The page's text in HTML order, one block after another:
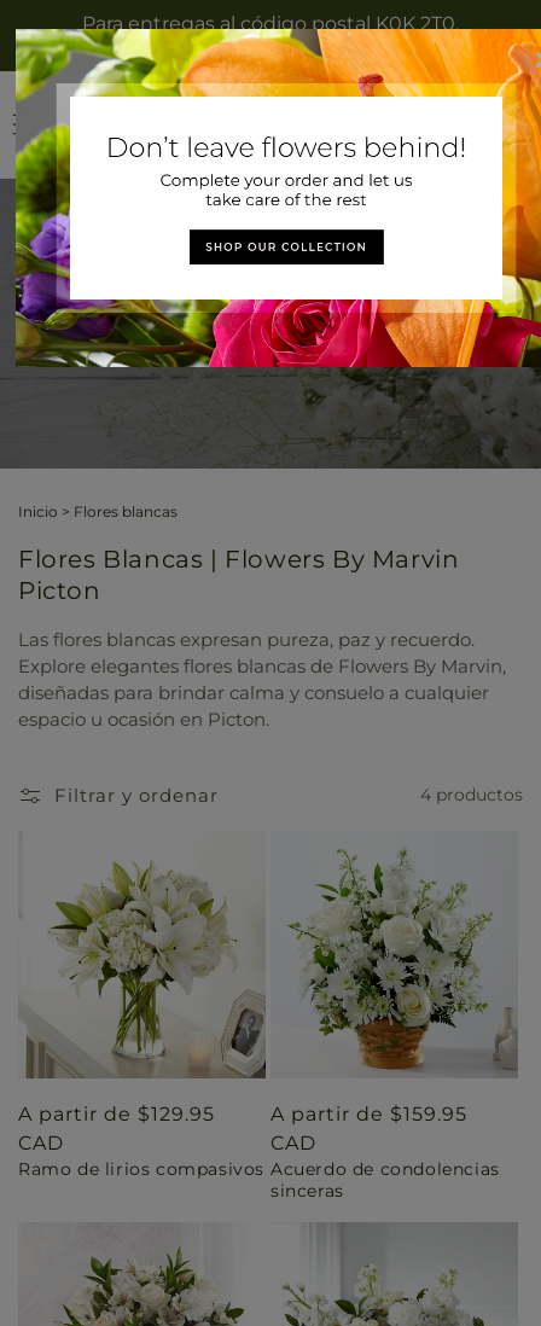
directamente
al contenido
Para entregas al código postal K0K 2T0,
llámenos al 613-476-7012
sesión
Flores blancas
Inicio > Flores blancas
Flores Blancas | Flowers By Marvin
Picton
Las flores blancas expresan pureza, paz y recuerdo.
Explore elegantes flores blancas de Flowers By Marvin,
diseñadas para brindar calma y consuelo a cualquier
espacio u ocasión en Picton.
Filtrar y ordenar 4 productos
Precio
habitual
A partir de $129.95
CAD
Ramo de lirios compasivos
Precio
habitual
A partir de $159.95
CAD
Acuerdo de condolencias
sinceras